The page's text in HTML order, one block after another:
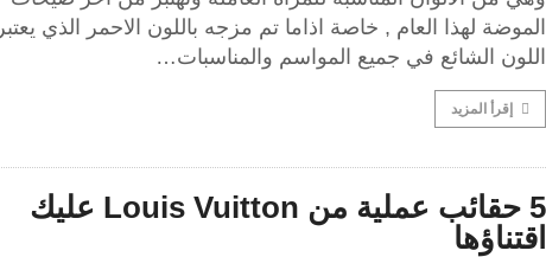
الموضة لهذا العام , خاصة اذاما تم مزجه باللون الاحمر الذي يعتبر
اللون الشائع في جميع المواسم والمناسبات…
إقرأ المزيد
5 حقائب عملية من Louis Vuitton عليك
اقتناؤها